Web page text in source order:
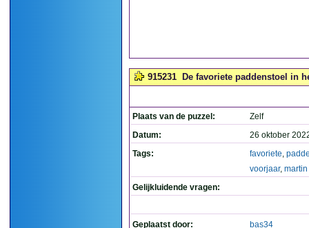
915231 De favoriete paddenstoel in
Plaats van de puzzel:
Zelf
Datum:
26 oktober
Tags:
favoriete,
voorjaar, martin
Gelijkluidende vragen:
Geplaatst door: bas34